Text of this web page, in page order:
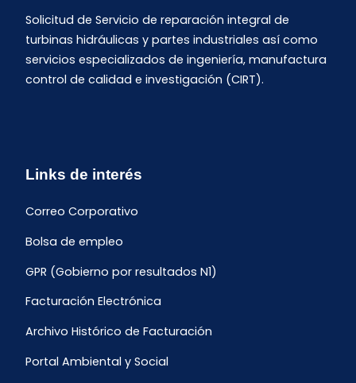
Solicitud de Servicio de reparación integral de
turbinas hidráulicas y partes industriales así como
servicios especializados de ingeniería, manufactura
control de calidad e investigación (CIRT).
Links de interés
Correo Corporativo
Bolsa de empleo
GPR (Gobierno por resultados N1)
Facturación Electrónica
Archivo Histórico de Facturación
Portal Ambiental y Social